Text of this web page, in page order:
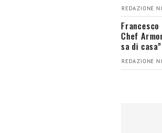
REDAZIONE
Chef
sa di casa”
REDAZIONE